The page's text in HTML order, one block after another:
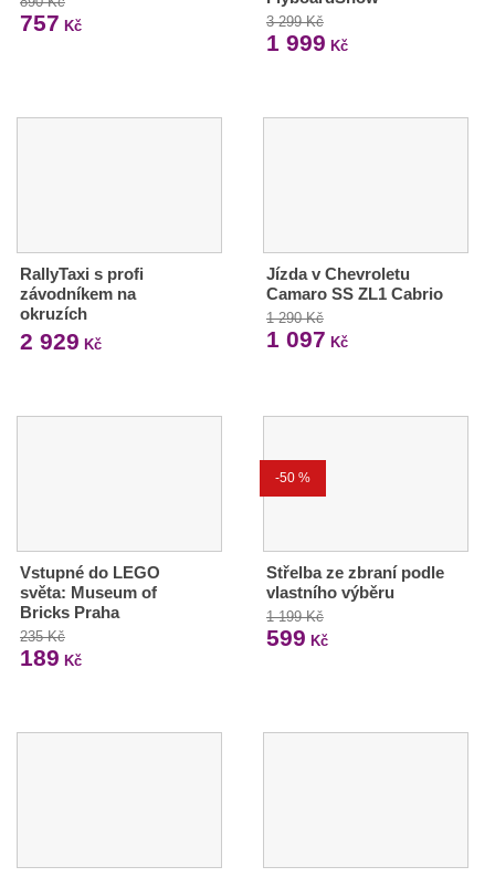
757 Kč 3 299 Kč
1 999 Kč
RallyTaxi s profi
závodníkem na
okruzích
2 929 Kč
Jízda v Chevroletu
Camaro SS ZL1 Cabrio
1 290 Kč
1 097 Kč
Vstupné do LEGO
světa: Museum of
Bricks Praha
235 Kč
189 Kč
-50 %
Střelba ze zbraní podle
vlastního výběru
1 199 Kč
599 Kč